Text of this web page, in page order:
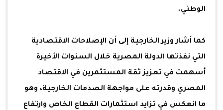
الوطني.
كما أشار وزير الخارجية إلى أن الإصلاحات الاقتصادية
التي نفذتها الدولة المصرية خلال السنوات الأخيرة
أسهمت في تعزيز ثقة المستثمرين في الاقتصاد
المصري وقدرته على مواجهة الصدمات الخارجية، وهو
ما انعكس في تزايد استثمارات القطاع الخاص وارتفاع